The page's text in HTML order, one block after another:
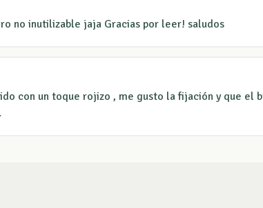
no inutilizable jaja Gracias por leer! saludos
con un toque rojizo , me gusto la fijación y que el